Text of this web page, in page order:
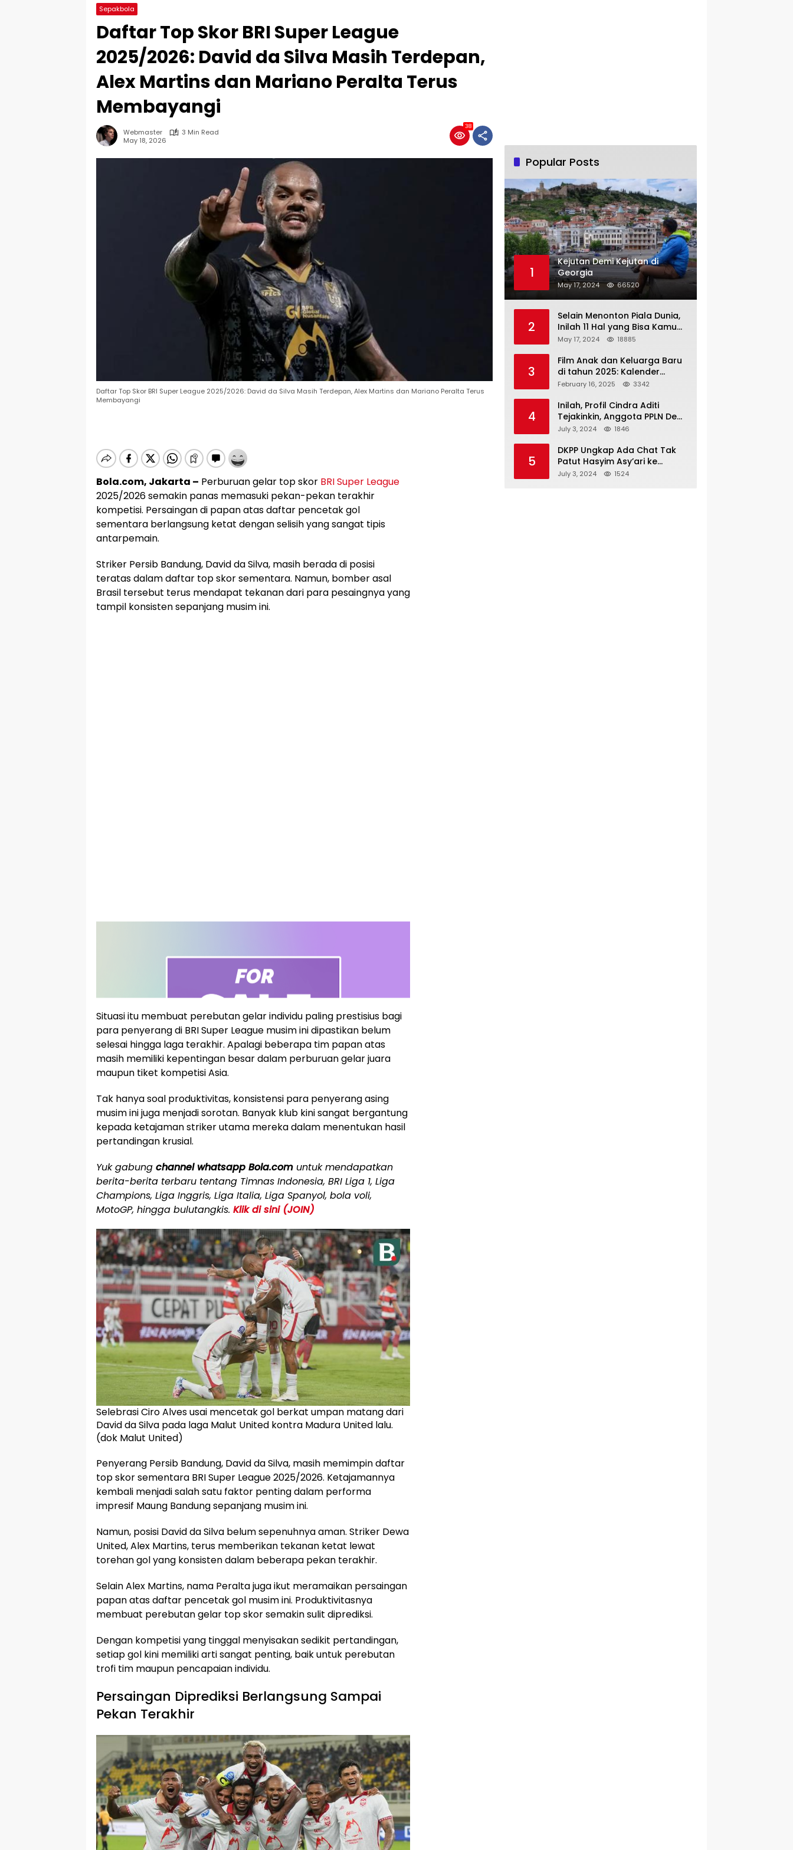
Sepakbola
Daftar Top Skor BRI Super League
2025/2026: David da Silva Masih Terdepan,
Alex Martins dan Mariano Peralta Terus
Membayangi
Webmaster
3 Min Read
May 18, 2026
38
Daftar Top Skor BRI Super League 2025/2026: David da Silva Masih Terdepan, Alex Martins dan Mariano Peralta Terus
Membayangi
Bola.com, Jakarta – Perburuan gelar top skor BRI Super League
2025/2026 semakin panas memasuki pekan-pekan terakhir
kompetisi. Persaingan di papan atas daftar pencetak gol
sementara berlangsung ketat dengan selisih yang sangat tipis
antarpemain.
Striker Persib Bandung, David da Silva, masih berada di posisi
teratas dalam daftar top skor sementara. Namun, bomber asal
Brasil tersebut terus mendapat tekanan dari para pesaingnya yang
tampil konsisten sepanjang musim ini.
Situasi itu membuat perebutan gelar individu paling prestisius bagi
para penyerang di BRI Super League musim ini dipastikan belum
selesai hingga laga terakhir. Apalagi beberapa tim papan atas
masih memiliki kepentingan besar dalam perburuan gelar juara
maupun tiket kompetisi Asia.
Tak hanya soal produktivitas, konsistensi para penyerang asing
musim ini juga menjadi sorotan. Banyak klub kini sangat bergantung
kepada ketajaman striker utama mereka dalam menentukan hasil
pertandingan krusial.
Yuk gabung channel whatsapp Bola.com untuk mendapatkan
berita-berita terbaru tentang Timnas Indonesia, BRI Liga 1, Liga
Champions, Liga Inggris, Liga Italia, Liga Spanyol, bola voli,
MotoGP, hingga bulutangkis. Klik di sini (JOIN)
Selebrasi Ciro Alves usai mencetak gol berkat umpan matang dari
David da Silva pada laga Malut United kontra Madura United lalu.
(dok Malut United)
Penyerang Persib Bandung, David da Silva, masih memimpin daftar
top skor sementara BRI Super League 2025/2026. Ketajamannya
kembali menjadi salah satu faktor penting dalam performa
impresif Maung Bandung sepanjang musim ini.
Namun, posisi David da Silva belum sepenuhnya aman. Striker Dewa
United, Alex Martins, terus memberikan tekanan ketat lewat
torehan gol yang konsisten dalam beberapa pekan terakhir.
Selain Alex Martins, nama Peralta juga ikut meramaikan persaingan
papan atas daftar pencetak gol musim ini. Produktivitasnya
membuat perebutan gelar top skor semakin sulit diprediksi.
Dengan kompetisi yang tinggal menyisakan sedikit pertandingan,
setiap gol kini memiliki arti sangat penting, baik untuk perebutan
trofi tim maupun pencapaian individu.
Persaingan Diprediksi Berlangsung Sampai
Pekan Terakhir
Popular Posts
1
Kejutan Demi Kejutan di
Georgia
May 17, 2024 66520
2
Selain Menonton Piala Dunia,
Inilah 11 Hal yang Bisa Kamu
Lakukan di Doha Qatar!
May 17, 2024 18885
3
Film Anak dan Keluarga Baru
di tahun 2025: Kalender
Tanggal Rilis (Pembaruan)
February 16, 2025 3342
4
Inilah, Profil Cindra Aditi
Tejakinkin, Anggota PPLN Den
Haag yang Bikin Ketua KPU
July 3, 2024 1846
5
DKPP Ungkap Ada Chat Tak
Patut Hasyim Asy’ari ke
Anggota PPLN Den Haag soal
July 3, 2024 1524